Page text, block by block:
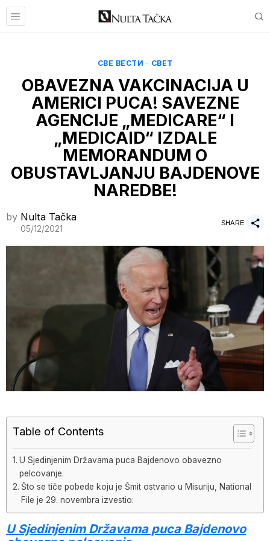
СВЕ ВЕСТИ · СВЕТ
OBAVEZNA VAKCINACIJA U
AMERICI PUCA! SAVEZNE
AGENCIJE „MEDICARE“ I
„MEDICAID“ IZDALE
MEMORANDUM O
OBUSTAVLJANJU BAJDENOVE
NAREDBE!
by Nulta Tačka
05/12/2021
SHARE
Table of Contents
U Sjedinjenim Državama puca Bajdenovo obavezno
pelcovanje.
Što se tiče pobede koju je Šmit ostvario u Misuriju, National
File je 29. novembra izvestio:
U Sjedinjenim Državama puca Bajdenovo